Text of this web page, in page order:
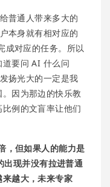
普通人带来多大的
本身就有相对应的
成对应的任务。所以
要问 AI 什么问
扬光大的一定是我
因为那边的快乐教
例的文盲率让他们
，但如果人的能力是
现并没有拉进普通
越大，未来专家